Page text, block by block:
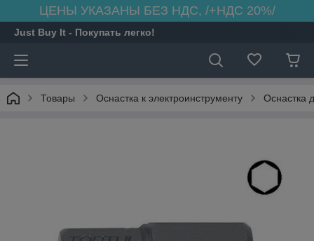
ЦЕНЫ УКАЗАНЫ БЕЗ НДС, /+НДС 20%/
Just Buy It - Покупать легко!
Товары Оснастка к электроинструменту Оснастка